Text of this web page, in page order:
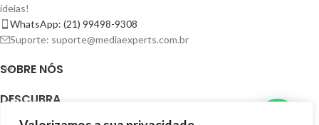
ideias!
WhatsApp: (21) 99498-9308
Suporte: suporte@mediaexperts.com.br
SOBRE NÓS
DESCUBRA